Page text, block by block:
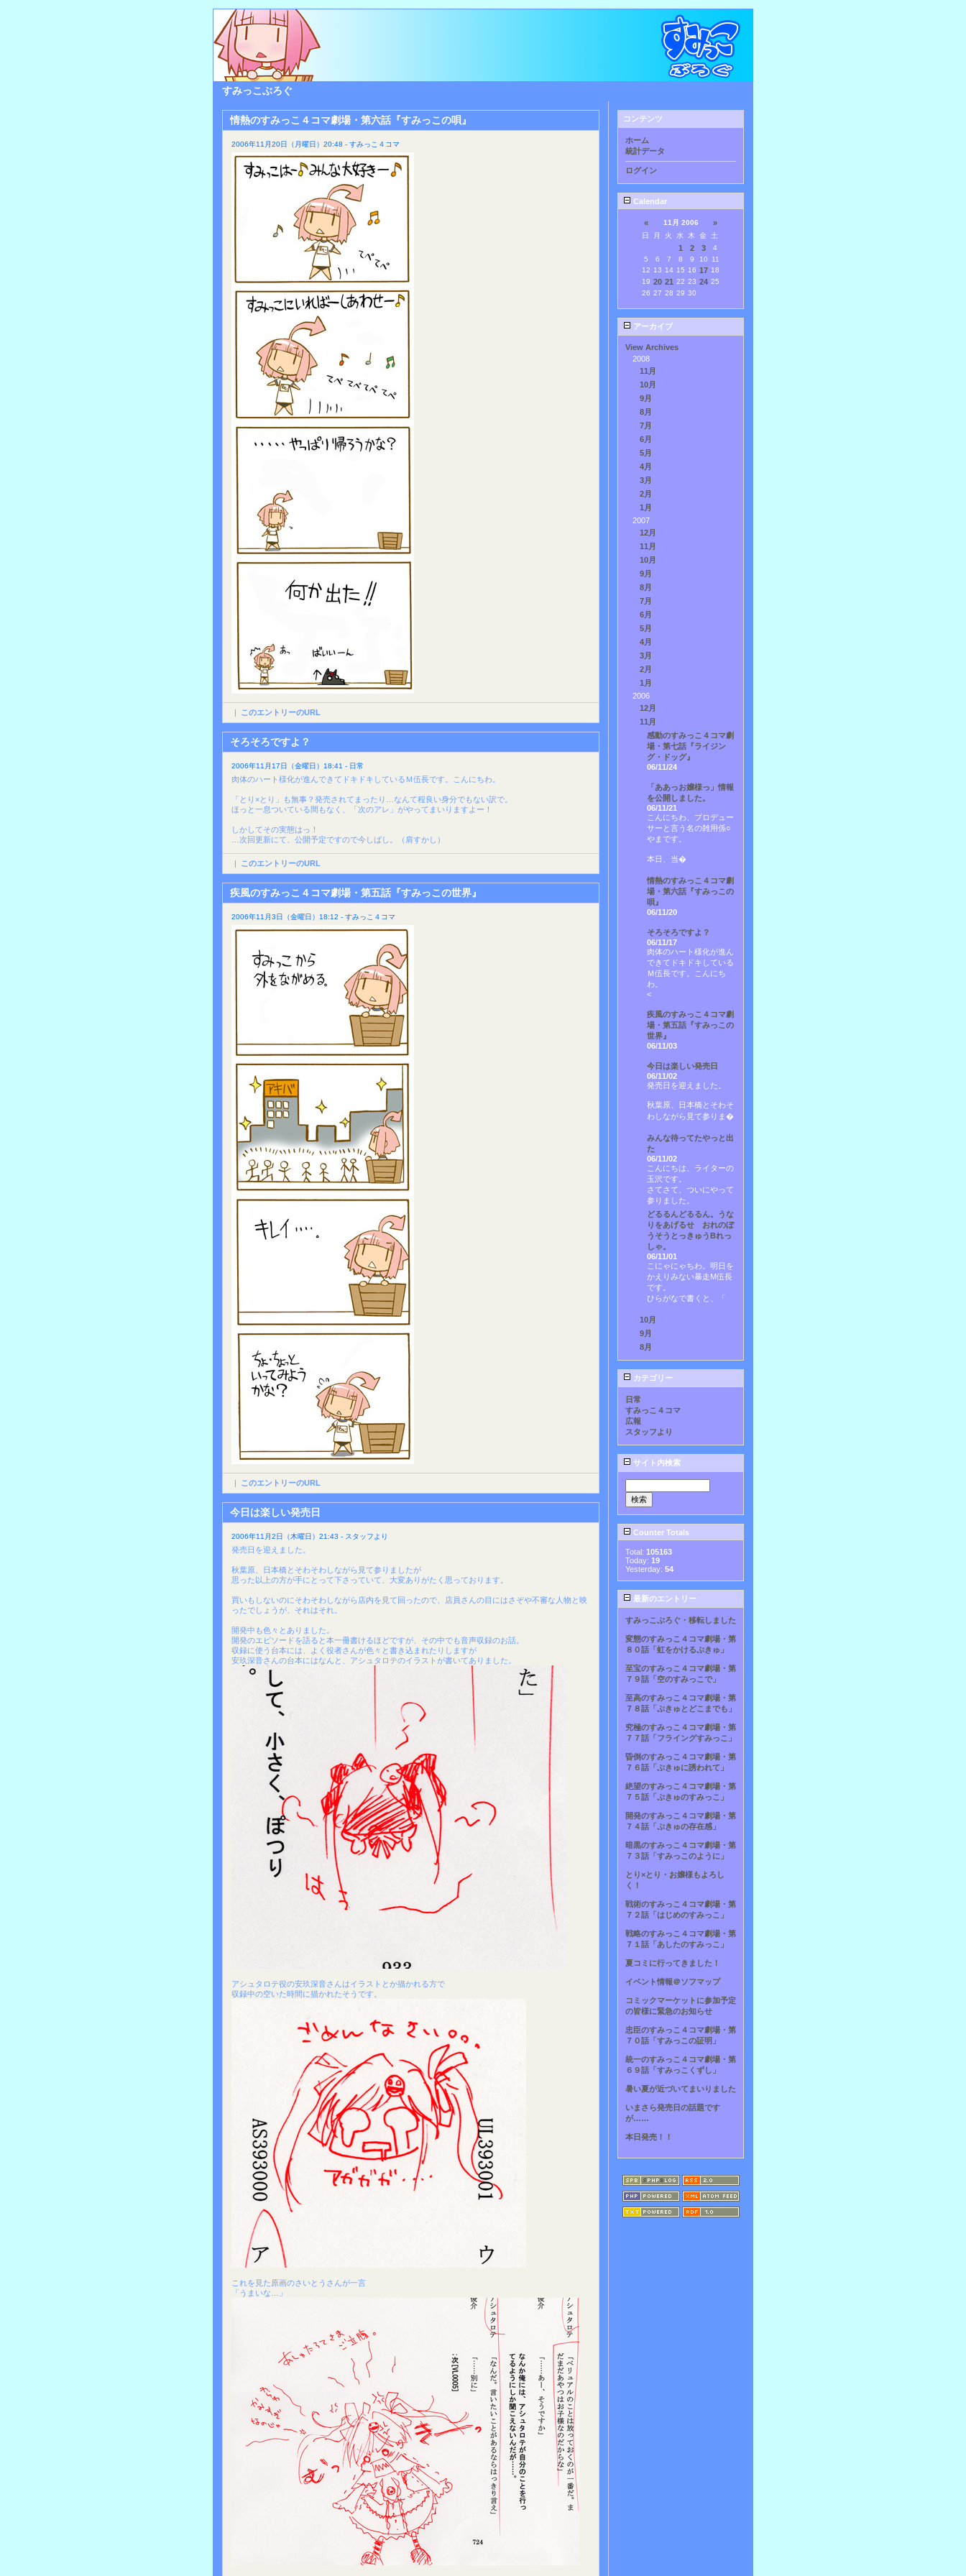
すみっこぶろぐ
情熱のすみっこ４コマ劇場・第六話『すみっこの唄』
2006年11月20日（月曜日）20:48 - すみっこ４コマ
| このエントリーのURL
そろそろですよ？
2006年11月17日（金曜日）18:41 - 日常
肉体のハート様化が進んできてドキドキしているＭ伍長です。こんにちわ。
「とり×とり」も無事？発売されてまったり…なんて程良い身分でもない訳で。
ほっと一息ついている間もなく、「次のアレ」がやってまいりますよー！
しかしてその実態はっ！
…次回更新にて、公開予定ですので今しばし。（肩すかし）
| このエントリーのURL
疾風のすみっこ４コマ劇場・第五話『すみっこの世界』
2006年11月3日（金曜日）18:12 - すみっこ４コマ
| このエントリーのURL
今日は楽しい発売日
2006年11月2日（木曜日）21:43 - スタッフより
発売日を迎えました。
秋葉原、日本橋とそわそわしながら見て参りましたが
思った以上の方が手にとって下さっていて、大変ありがたく思っております。
買いもしないのにそわそわしながら店内を見て回ったので、店員さんの目にはさぞや不審な人物と映
ったでしょうが、それはそれ。
開発中も色々とありました。
開発のエピソードを語ると本一冊書けるほどですが、その中でも音声収録のお話。
収録に使う台本には、よく役者さんが色々と書き込まれたりしますが
安玖深音さんの台本にはなんと、アシュタロテのイラストが書いてありました。
アシュタロテ役の安玖深音さんはイラストとか描かれる方で
収録中の空いた時間に描かれたそうです。
これを見た原画のさいとうさんが一言
「うまいな…」
コンテンツ
ホーム
統計データ
ログイン
Calendar
« 11月 2006 »
日 月 火 水 木 金 土
1 2 3
4
5
6 7 8 9 10
11
12 13 14 15 16 17 18
19 20 21 22 23 24 25
26 27 28 29 30
アーカイブ
View Archives
2008
11月
10月
9月
8月
7月
6月
5月
4月
3月
2月
1月
2007
12月
11月
10月
9月
8月
7月
6月
5月
4月
3月
2月
1月
2006
12月
11月
感動のすみっこ４コマ劇
場・第七話『ライジン
グ・ドッグ』
06/11/24
「ああっお嬢様っ」情報
を公開しました。
06/11/21
こんにちわ、プロデュー
サーと言う名の雑用係○
やまです。
本日、当�
情熱のすみっこ４コマ劇
場・第六話『すみっこの
唄』
06/11/20
そろそろですよ？
06/11/17
肉体のハート様化が進ん
できてドキドキしている
Ｍ伍長です。こんにち
わ。
<
疾風のすみっこ４コマ劇
場・第五話『すみっこの
世界』
06/11/03
今日は楽しい発売日
06/11/02
発売日を迎えました。
秋葉原、日本橋とそわそ
わしながら見て参りま�
みんな待ってたやっと出
た
06/11/02
こんにちは、ライターの
玉沢です。
さてさて、ついにやって
参りました。
どるるんどるるん。うな
りをあげるせ おれのぼ
うそうとっきゅうBれっ
しゃ。
06/11/01
こにゃにゃちわ。明日を
かえりみない暴走M伍長
です。
ひらがなで書くと、「
10月
9月
8月
カテゴリー
日常
すみっこ４コマ
広報
スタッフより
サイト内検索
Counter Totals
Total: 105163
Today: 19
Yesterday: 54
最新のエントリー
すみっこぶろぐ・移転しました
変態のすみっこ４コマ劇場・第
８０話「虹をかけるぷきゅ」
至宝のすみっこ４コマ劇場・第
７９話「空のすみっこで」
至高のすみっこ４コマ劇場・第
７８話「ぷきゅとどこまでも」
究極のすみっこ４コマ劇場・第
７７話「フライングすみっこ」
昏倒のすみっこ４コマ劇場・第
７６話「ぷきゅに誘われて」
絶望のすみっこ４コマ劇場・第
７５話「ぷきゅのすみっこ」
開発のすみっこ４コマ劇場・第
７４話「ぷきゅの存在感」
暗黒のすみっこ４コマ劇場・第
７３話「すみっこのように」
とり×とり・お嬢様もよろし
く！
戦術のすみっこ４コマ劇場・第
７２話「はじめのすみっこ」
戦略のすみっこ４コマ劇場・第
７１話「あしたのすみっこ」
夏コミに行ってきました！
イベント情報＠ソフマップ
コミックマーケットに参加予定
の皆様に緊急のお知らせ
忠臣のすみっこ４コマ劇場・第
７０話「すみっこの証明」
統一のすみっこ４コマ劇場・第
６９話「すみっこくずし」
暑い夏が近づいてまいりました
いまさら発売日の話題です
が……
本日発売！！